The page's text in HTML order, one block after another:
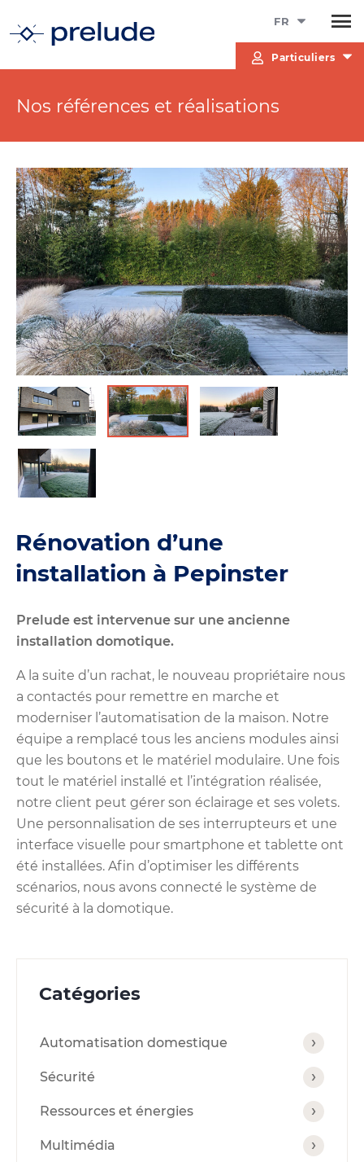
FR
Particuliers
Nos références et réalisations
Rénovation d’une
installation à Pepinster
Prelude est intervenue sur une ancienne
installation domotique.
A la suite d’un rachat, le nouveau propriétaire nous
a contactés pour remettre en marche et
moderniser l’automatisation de la maison. Notre
équipe a remplacé tous les anciens modules ainsi
que les boutons et le matériel modulaire. Une fois
tout le matériel installé et l’intégration réalisée,
notre client peut gérer son éclairage et ses volets.
Une personnalisation de ses interrupteurs et une
interface visuelle pour smartphone et tablette ont
été installées. Afin d’optimiser les différents
scénarios, nous avons connecté le système de
sécurité à la domotique.
Catégories
Automatisation domestique
Sécurité
Ressources et énergies
Multimédia